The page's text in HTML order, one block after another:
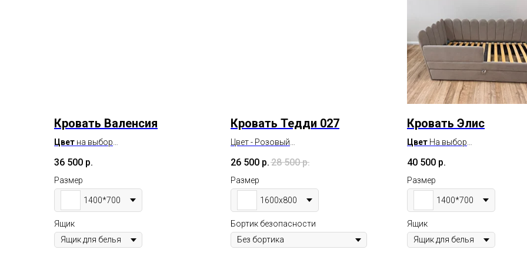
Кровать Валенсия
Цвет на выбор
Под заказ
36 500 р.
Размер
1400*700
Ящик
Кровать Тедди 027
Цвет - Розовый
Размер спального места -
1600х800/1800*900
В наличии
26 500 р. 28 500 р.
Размер
1600х800
Бортик безопасности
Кровать Элис
Цвет На выбор
Под заказ
40 500 р.
Размер
1400*700
Ящик